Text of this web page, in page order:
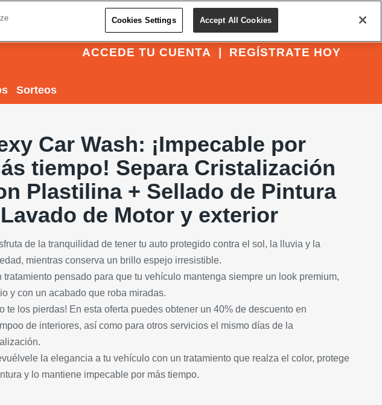
REGÍSTRATE HOY
ACCEDE TU CUENTA
Sorteos
Car Wash: ¡Impecable por
tiempo! Separa Cristalización
Plastilina + Sellado de Pintura
de Motor y exterior
de la tranquilidad de tener tu auto protegido contra el sol, la lluvia y la
mientras conserva un brillo espejo irresistible.
tratamiento pensado para que tu vehículo mantenga siempre un look premium,
y con un acabado que roba miradas.
te los pierdas! En esta oferta puedes obtener un 40% de descuento en
de interiores, así como para otros servicios el mismo días de la
la elegancia a tu vehículo con un tratamiento que realza el color, protege
y lo mantiene impecable por más tiempo.
Cookies Settings Accept All Cookies